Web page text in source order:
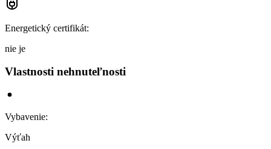
Energetický certifikát:
nie je
Vlastnosti nehnuteľnosti
Vybavenie:
Výťah